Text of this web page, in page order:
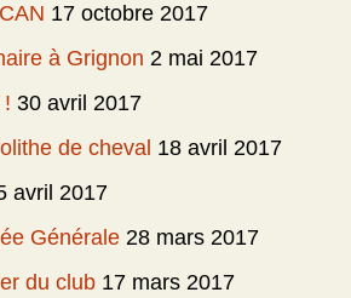
17 octobre 2017
à Grignon 2 mai 2017
30 avril 2017
de cheval 18 avril 2017
avril 2017
Générale 28 mars 2017
du club 17 mars 2017